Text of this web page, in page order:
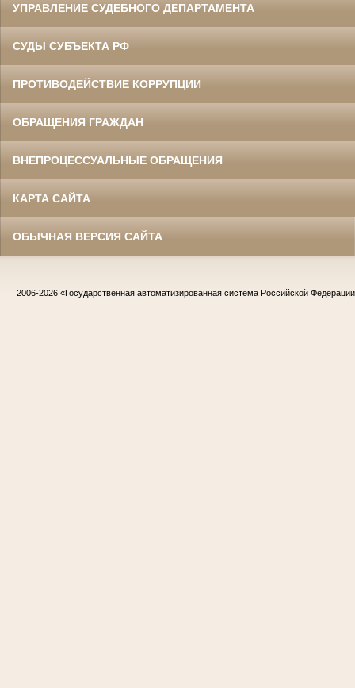
УПРАВЛЕНИЕ СУДЕБНОГО ДЕПАРТАМЕНТА
СУДЫ СУБЪЕКТА РФ
ПРОТИВОДЕЙСТВИЕ КОРРУПЦИИ
ОБРАЩЕНИЯ ГРАЖДАН
ВНЕПРОЦЕССУАЛЬНЫЕ ОБРАЩЕНИЯ
КАРТА САЙТА
ОБЫЧНАЯ ВЕРСИЯ САЙТА
2006-2026 «Государственная автоматизированная система Российской